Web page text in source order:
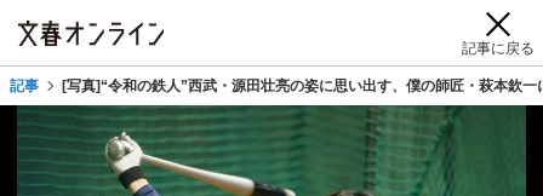
記事に戻る
記事 [写真]“令和の鉄人”西武・源田壮亮の姿に思い出す、僕の師匠・萩本欽